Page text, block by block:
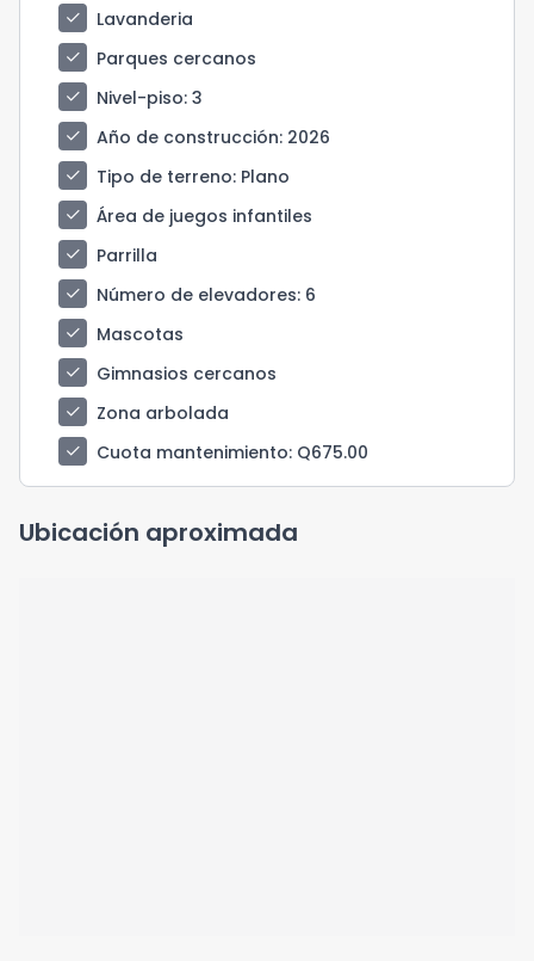
check
Lavanderia
check
Parques cercanos
check
Nivel-piso: 3
check
Año de construcción: 2026
check
Tipo de terreno: Plano
check
Área de juegos infantiles
check
Parrilla
check
Número de elevadores: 6
check
Mascotas
check
Gimnasios cercanos
check
Zona arbolada
check
Cuota mantenimiento: Q675.00
Ubicación aproximada